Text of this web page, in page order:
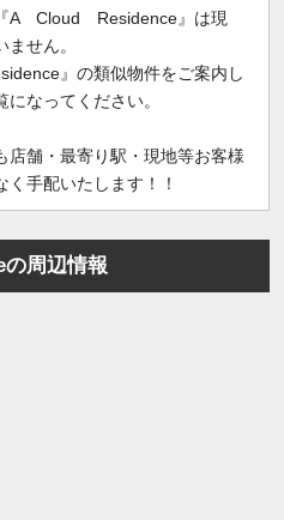
A Cloud Residence』は現
せん。
』の類似物件をご案内し
なってください。
店舗・最寄り駅・現地等お客様
手配いたします！！
周辺情報